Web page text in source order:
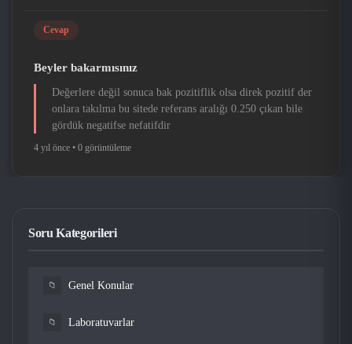
Cevap
Beyler bakarmısınız
Değerlere değil sonuca bak pozitiflik olsa direk pozitif der
onlara takılma bu sitede referans aralığı 0.250 çıkan bile
gördük negatifse nefatifdir
4 yıl önce • 0 görüntüleme
Soru Kategorileri
📁 Genel Konular
📁 Laboratuvarlar